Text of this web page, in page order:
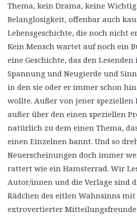
Thema, kein Drama, keine
Belanglosigkeit, offenbar auch
Lebensgeschichte, die noch nicht
Kein Mensch wartet auf noch ein
eine Geschichte, das den
Spannung und Neugierde und
in den sie oder er immer schon
wollte. Außer von jener
außer über den einen speziellen
natürlich zu dem einen Thema,
einen Einzelnen bannt. Und so
Neuerscheinungen doch immer
rattert wie ein Hamsterrad. Wir
Autor/innen und die Verlage sind
Rädchen des eitlen Wahnsinns mit
extrovertierter Mitteilungsfreunde